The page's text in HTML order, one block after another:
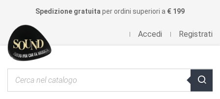
Spedizione gratuita per ordini superiori a € 199
Accedi Registrati